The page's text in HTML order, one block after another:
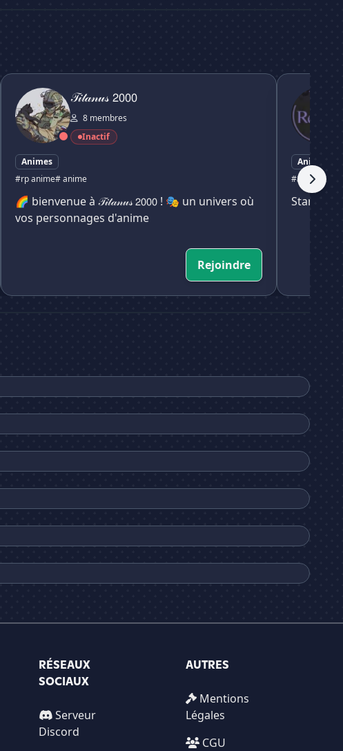
𝒯𝒾𝓉𝒶𝓃𝓊𝓈 𝟤𝟢𝟢𝟢
𝒯𝒾𝓉𝒶𝓃𝓊𝓈 𝟤𝟢𝟢𝟢
8 membres
Inactif
Animes
#rp anime# anime
🌈 bienvenue à 𝒯𝒾𝓉𝒶𝓃𝓊𝓈 𝟤𝟢𝟢𝟢 ! 🎭 un univers où
vos personnages d'anime
Rejoindre
RE:ZERO
Animes
#anime
Start
RÉSEAUX
SOCIAUX
Serveur
Discord
AUTRES
Mentions
Légales
CGU